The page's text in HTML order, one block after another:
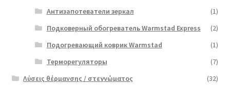
Антизапотеватели зеркал
(1)
Подковерный обогреватель Warmstad Express
(2)
Подогревающий коврик Warmstad
(1)
Терморегуляторы
(7)
Λύσεις θέρμανσης / στεγνώματος
(32)